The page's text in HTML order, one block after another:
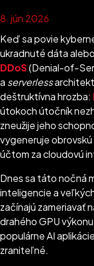
8. jún 2026
Keď sa povie
ukradnuté dáta
DDoS(Denial-of-
a serverless
deštruktívna hrozba:
útokoch útočník
zneužije jeho
vygeneruje
účtom za cloudovú
Dnes sa táto nočná
inteligencie a
začínajú zameriavať
drahého GPU
populárne AI
zraniteľné.